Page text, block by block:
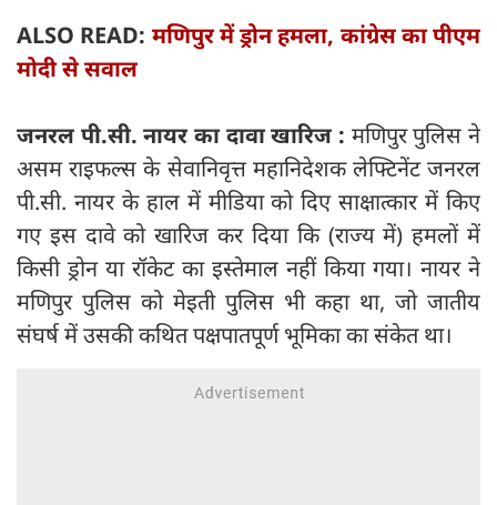
ALSO READ: मणिपुर में ड्रोन हमला, कांग्रेस का पीएम
मोदी से सवाल
जनरल पी.सी. नायर का दावा खारिज : मणिपुर पुलिस ने
असम राइफल्स के सेवानिवृत्त महानिदेशक लेफ्टिनेंट जनरल
पी.सी. नायर के हाल में मीडिया को दिए साक्षात्कार में किए
गए इस दावे को खारिज कर दिया कि (राज्य में) हमलों में
किसी ड्रोन या रॉकेट का इस्तेमाल नहीं किया गया। नायर ने
मणिपुर पुलिस को मेइती पुलिस भी कहा था, जो जातीय
संघर्ष में उसकी कथित पक्षपातपूर्ण भूमिका का संकेत था।